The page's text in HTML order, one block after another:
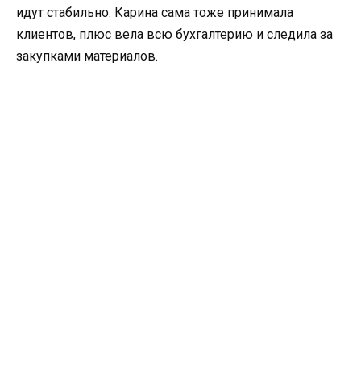
идут стабильно. Карина сама тоже принимала
клиентов, плюс вела всю бухгалтерию и следила за
закупками материалов.